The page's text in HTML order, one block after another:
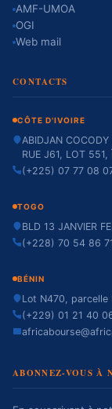
AMF-UMOA
OGI
Web mail
CONTACTS
CÔTE D'IVOIRE
ABIDJAN COCODY
RUE J61, LOT 551,
(+225) 07 77 08
TOGO
BLD 13 JANVIER
(+228) 70 54 86 71
BÉNIN
Lot N470, parcelle
(+229) 01 21 40
ABONNEZ-VOUS À